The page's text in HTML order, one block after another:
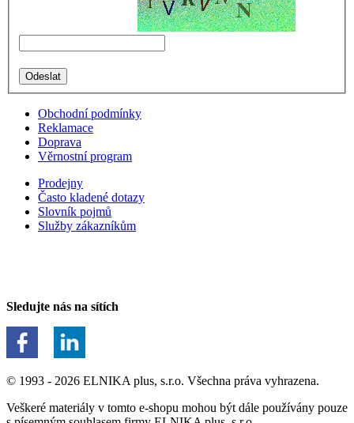
Obchodní podmínky
Reklamace
Doprava
Věrnostní program
Prodejny
Často kladené dotazy
Slovník pojmů
Služby zákazníkům
Sledujte nás na sítích
© 1993 - 2026 ELNIKA plus, s.r.o. Všechna práva vyhrazena.
Veškeré materiály v tomto e-shopu mohou být dále používány pouze